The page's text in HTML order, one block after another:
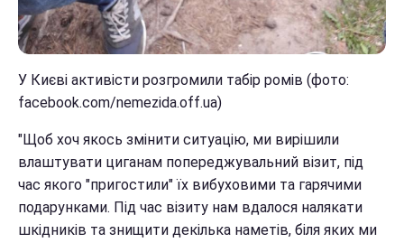
У Києві активісти розгромили табір ромів (фото:
facebook.com/nemezida.off.ua)
"Щоб хоч якось змінити ситуацію, ми вирішили
влаштувати циганам попереджувальний візит, під
час якого "пригостили" їх вибуховими та гарячими
подарунками. Під час візиту нам вдалося налякати
шкідників та знищити декілька наметів, біля яких ми